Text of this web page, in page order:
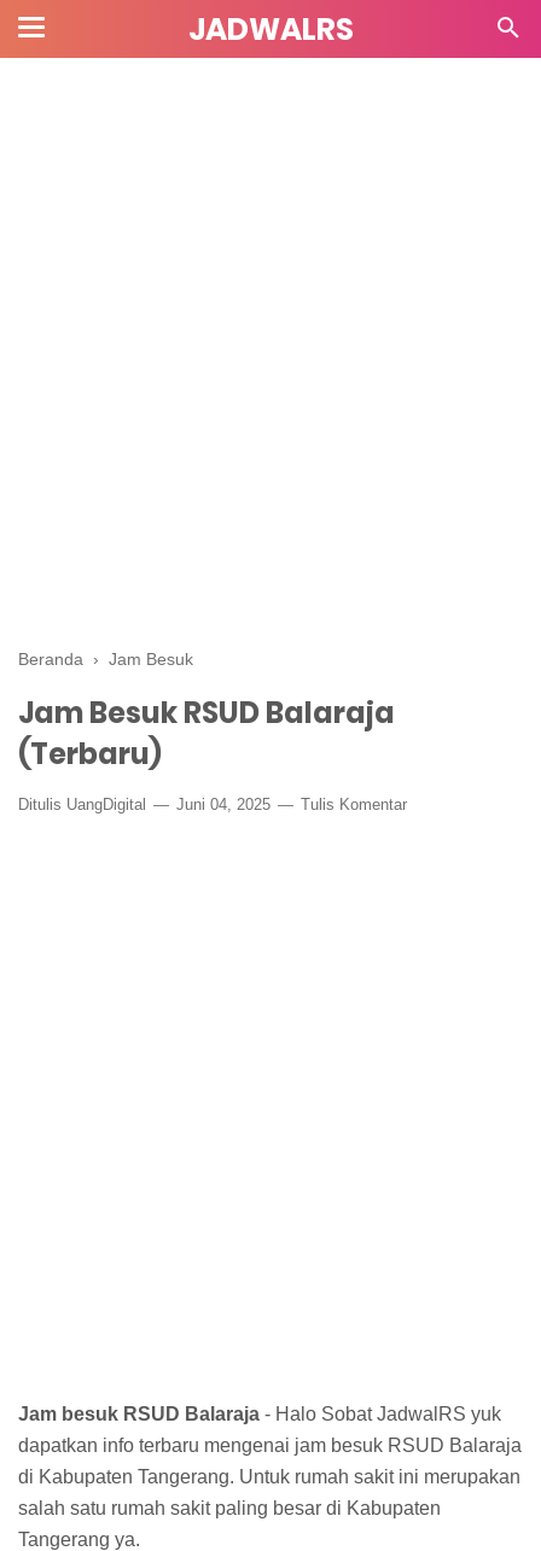
JADWALRS
Beranda › Jam Besuk
Jam Besuk RSUD Balaraja
(Terbaru)
Ditulis UangDigital Juni 04, 2025 Tulis Komentar
Jam besuk RSUD Balaraja - Halo Sobat JadwalRS yuk
dapatkan info terbaru mengenai jam besuk RSUD Balaraja
di Kabupaten Tangerang. Untuk rumah sakit ini merupakan
salah satu rumah sakit paling besar di Kabupaten
Tangerang ya.